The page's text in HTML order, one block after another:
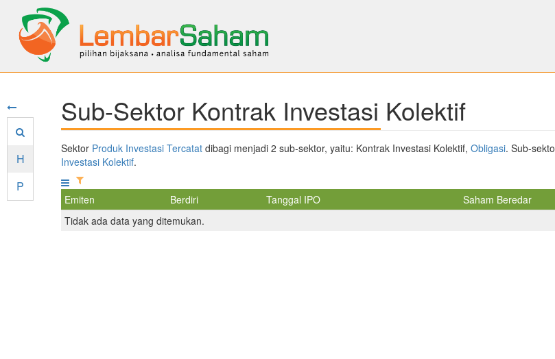
H
P
Sub-Sektor Kontrak Investasi Kolektif
Sektor Produk Investasi Tercatatdibagi menjadi 2 sub-sektor, yaitu: Kontrak Investasi Kolektif, Obligasi. Sub-
Investasi Kolektif.
Emiten Berdiri Tanggal IPO Saham Beredar
Tidak ada data yang ditemukan.